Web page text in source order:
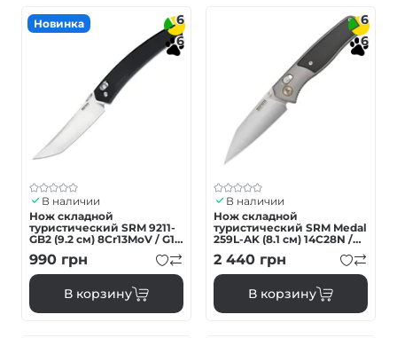
Новинка
6
6
В наличии
Нож складной
туристический SRM 9211-
GB2 (9.2 см) 8Cr13MoV / G10
черный
990 грн
В корзину
6
6
В наличии
Нож складной
туристический SRM Medal
259L-AK (8.1 см) 14C28N /
алюминий 6063, дерево,
черно-серый
2 440 грн
В корзину